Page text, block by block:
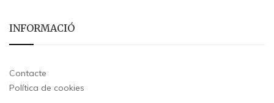
INFORMACIÓ
Contacte
Política de cookies